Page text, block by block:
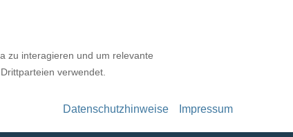
zu interagieren und um relevante
verwendet.
Datenschutzhinweise Impressum